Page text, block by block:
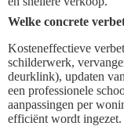
Welke concrete
Kosteneffectieve
schilderwerk,
deurklink), updaten
een professionele
aanpassingen per
efficiënt wordt ingezet.